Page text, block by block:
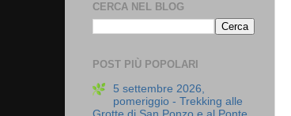
CERCA NEL BLOG
POST PIÙ POPOLARI
5 settembre 2026,
pomeriggio - Trekking alle